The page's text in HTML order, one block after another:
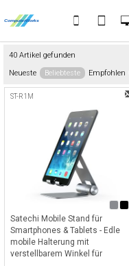
40 Artikel gefunden
Neueste Beliebteste Empfohlen
ST-R1M
Satechi Mobile Stand für
Smartphones & Tablets - Edle
mobile Halterung mit
verstellbarem Winkel für